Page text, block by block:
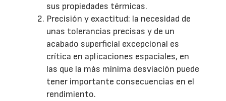
sus propiedades térmicas.
Precisión y exactitud: la necesidad de
unas tolerancias precisas y de un
acabado superficial excepcional es
crítica en aplicaciones espaciales, en
las que la más mínima desviación puede
tener importante consecuencias en el
rendimiento.